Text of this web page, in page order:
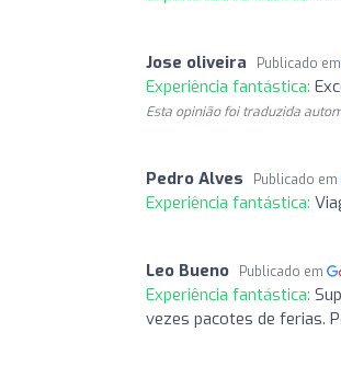
Jose oliveira Publicado em
Experiência fantástica:
Esta opinião foi traduzida
Pedro Alves Publicado em
Experiência fantástica:
Leo Bueno Publicado em
Experiência fantástica:
vezes pacotes de ferias.